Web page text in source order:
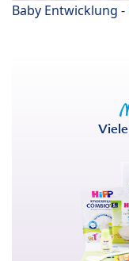
Baby Entwicklung